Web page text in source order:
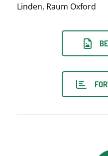
Linden, Raum Oxford